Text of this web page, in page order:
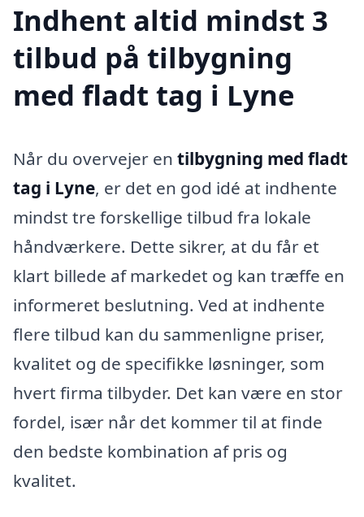
Indhent altid mindst 3
tilbud på tilbygning
med fladt tag i Lyne
Når du overvejer en tilbygning med fladt
tag i Lyne, er det en god idé at indhente
mindst tre forskellige tilbud fra lokale
håndværkere. Dette sikrer, at du får et
klart billede af markedet og kan træffe en
informeret beslutning. Ved at indhente
flere tilbud kan du sammenligne priser,
kvalitet og de specifikke løsninger, som
hvert firma tilbyder. Det kan være en stor
fordel, især når det kommer til at finde
den bedste kombination af pris og
kvalitet.